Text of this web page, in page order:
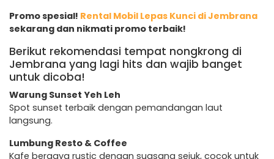
Promo spesial! Rental Mobil Lepas Kunci di Jembrana
sekarang dan nikmati promo terbaik!
Berikut rekomendasi tempat nongkrong di
Jembrana yang lagi hits dan wajib banget
untuk dicoba!
Warung Sunset Yeh Leh
Spot sunset terbaik dengan pemandangan laut
langsung.
Lumbung Resto & Coffee
Kafe bergaya rustic dengan suasana sejuk, cocok untuk